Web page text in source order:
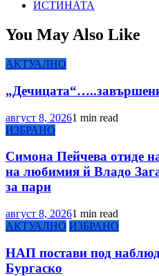
ИСТИНАТА
You May Also Like
АКТУАЛНО
август 8, 20261 min read
ИЗБРАНО
Симона Пейчева отиде
на любимия й Владо
за пари
август 8, 20261 min read
АКТУАЛНО ИЗБРАНО
НАП постави под
Бургаско